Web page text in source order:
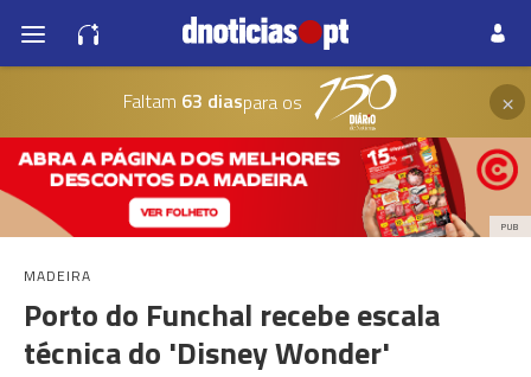
Faltam 63 diaspara os ×
PUB
MADEIRA
Porto do Funchal recebe escala
técnica do 'Disney Wonder'